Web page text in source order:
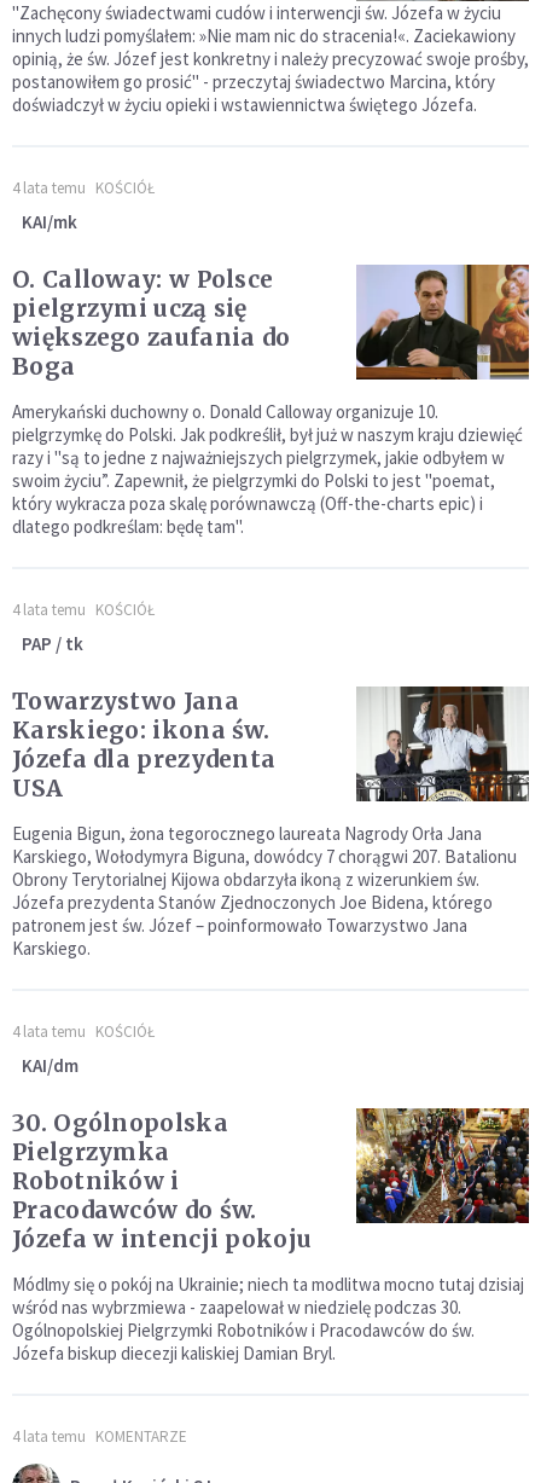
"Zachęcony świadectwami cudów i interwencji św. Józefa w życiu
innych ludzi pomyślałem: »Nie mam nic do stracenia!«. Zaciekawiony
opinią, że św. Józef jest konkretny i należy precyzować swoje prośby,
postanowiłem go prosić" - przeczytaj świadectwo Marcina, który
doświadczył w życiu opieki i wstawiennictwa świętego Józefa.
4 lata temu KOŚCIÓŁ
KAI/mk
O. Calloway: w Polsce
pielgrzymi uczą się
większego zaufania do
Boga
Amerykański duchowny o. Donald Calloway organizuje 10.
pielgrzymkę do Polski. Jak podkreślił, był już w naszym kraju dziewięć
razy i "są to jedne z najważniejszych pielgrzymek, jakie odbyłem w
swoim życiu”. Zapewnił, że pielgrzymki do Polski to jest "poemat,
który wykracza poza skalę porównawczą (Off-the-charts epic) i
dlatego podkreślam: będę tam".
4 lata temu KOŚCIÓŁ
PAP / tk
Towarzystwo Jana
Karskiego: ikona św.
Józefa dla prezydenta
USA
Eugenia Bigun, żona tegorocznego laureata Nagrody Orła Jana
Karskiego, Wołodymyra Biguna, dowódcy 7 chorągwi 207. Batalionu
Obrony Terytorialnej Kijowa obdarzyła ikoną z wizerunkiem św.
Józefa prezydenta Stanów Zjednoczonych Joe Bidena, którego
patronem jest św. Józef – poinformowało Towarzystwo Jana
Karskiego.
4 lata temu KOŚCIÓŁ
KAI/dm
30. Ogólnopolska
Pielgrzymka
Robotników i
Pracodawców do św.
Józefa w intencji pokoju
Módlmy się o pokój na Ukrainie; niech ta modlitwa mocno tutaj dzisiaj
wśród nas wybrzmiewa - zaapelował w niedzielę podczas 30.
Ogólnopolskiej Pielgrzymki Robotników i Pracodawców do św.
Józefa biskup diecezji kaliskiej Damian Bryl.
4 lata temu KOMENTARZE